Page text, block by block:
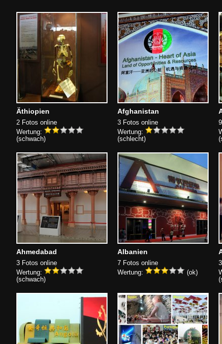
Äthiopien
2 Fotos online
Wertung:
(schwach)
Afghanistan
3 Fotos online
Wertung:
(schlecht)
Ahmedabad
3 Fotos online
Wertung:
(schwach)
Albanien
7 Fotos online
Wertung:
(ok)